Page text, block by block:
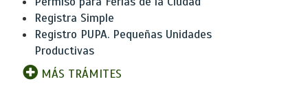
Registra Simple
Registro PUPA. Pequeñas Unidades
Productivas
MÁS TRÁMITES